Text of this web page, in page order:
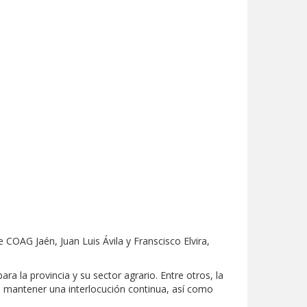
Jaén, Juan Luis Ávila y Franscisco Elvira,
la provincia y su sector agrario. Entre otros, la
una interlocución continua, así como